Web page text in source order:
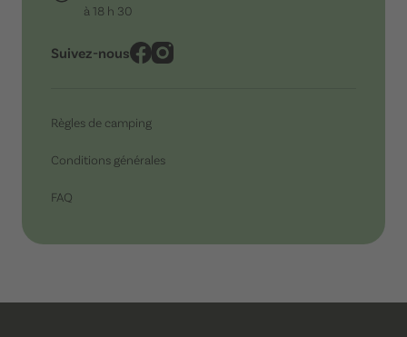
à 18 h 30
Suivez-nous
Règles de camping
Conditions générales
FAQ